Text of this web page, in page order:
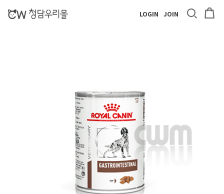
LOGIN JOIN